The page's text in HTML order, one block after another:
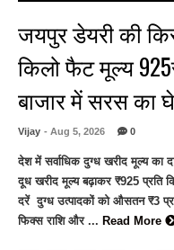
जयपुर डेयरी की
किलो फैट मूल्य
बाजार में सरस का
Vijay - Aug 5, 2026 0
देश में सर्वाधिक दुग्ध खरीद मूल्य का
दूध खरीद मूल्य बढ़ाकर ₹925 प्रति
दरें दुग्ध उत्पादकों को औसतन ₹3
फिक्स राशि और ... Read More